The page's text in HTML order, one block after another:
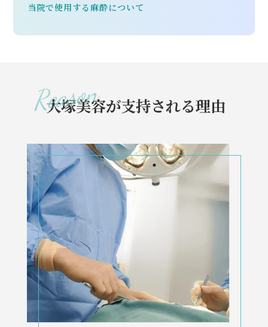
当院で使用する麻酔について
大塚美容が支持される理由